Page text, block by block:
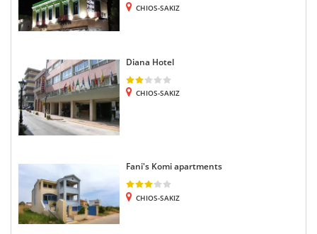
CHIOS-SAKIZ
Diana Hotel
CHIOS-SAKIZ
Fani's Komi apartments
CHIOS-SAKIZ